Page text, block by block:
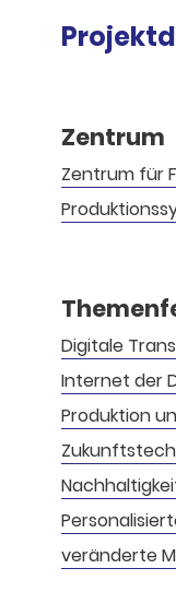
Zentrum
Zentrum für
Digitale
Internet der
Produktion
veränderte